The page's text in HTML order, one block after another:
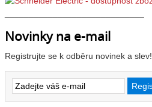
Novinky na e-mail
Registrujte se k odběru novinek a slev!